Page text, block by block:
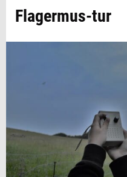
Flagermus-tur